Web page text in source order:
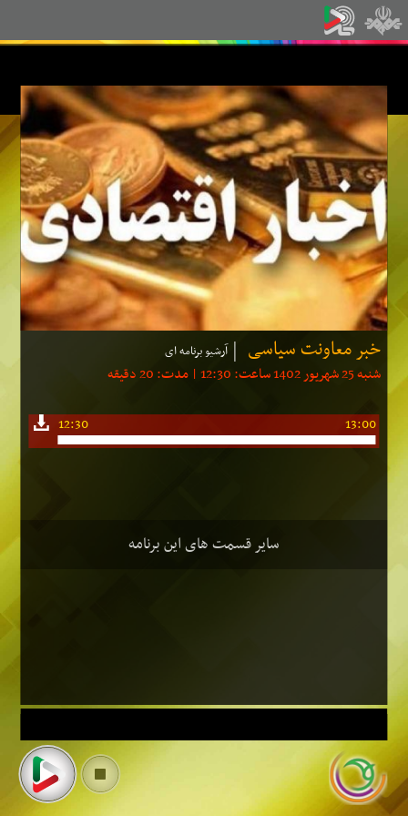
خبر معاونت سیاسی آرشیو برنامه ای
شنبه 25 شهریور 1402 ساعت: 12:30 | مدت: 20 دقیقه
12:30 13:00
سایر قسمت های این برنامه